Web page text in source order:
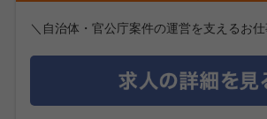
＼自治体・官公庁案件の運営を支えるお仕